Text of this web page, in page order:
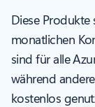
Diese
monatlichen
sind für alle
während
kostenlos